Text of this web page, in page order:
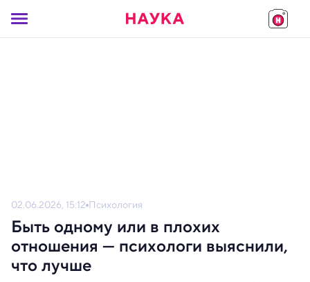
02.06.2026, 15:12 Психология
Быть одному или в плохих
отношения — психологи выяснили,
что лучше